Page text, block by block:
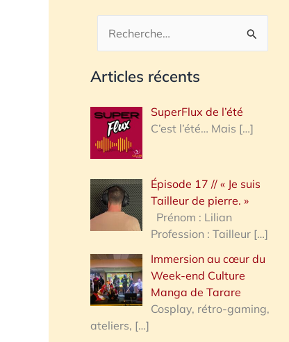
c
h
r
h
e
:
Articles récents
SuperFlux de l’été
C’est l’été… Mais […]
Épisode 17 // « Je suis
Tailleur de pierre. »
Prénom : Lilian
Profession : Tailleur […]
Immersion au cœur du
Week-end Culture
Manga de Tarare
Cosplay, rétro-gaming,
ateliers, […]